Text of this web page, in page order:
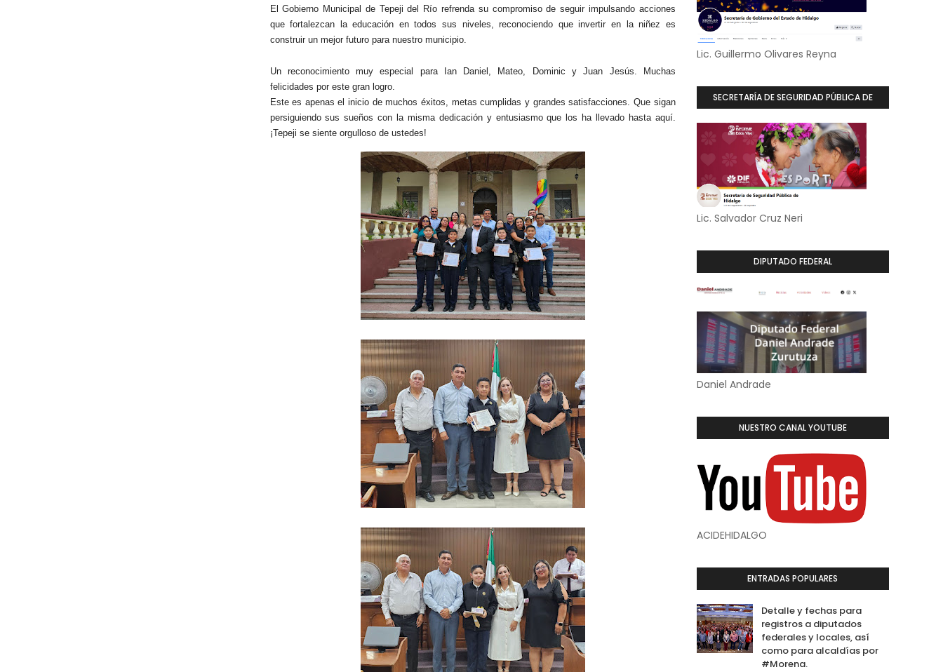
El Gobierno Municipal de Tepeji del Río refrenda su compromiso de seguir impulsando acciones
que fortalezcan la educación en todos sus niveles, reconociendo que invertir en la niñez es
construir un mejor futuro para nuestro municipio.
Un reconocimiento muy especial para Ian Daniel, Mateo, Dominic y Juan Jesús. Muchas
felicidades por este gran logro.
Este es apenas el inicio de muchos éxitos, metas cumplidas y grandes satisfacciones. Que sigan
persiguiendo sus sueños con la misma dedicación y entusiasmo que los ha llevado hasta aquí.
¡Tepeji se siente orgulloso de ustedes!
Lic. Guillermo Olivares Reyna
SECRETARÍA DE SEGURIDAD PÚBLICA DE
Lic. Salvador Cruz Neri
DIPUTADO FEDERAL
Daniel Andrade
NUESTRO CANAL YOUTUBE
ACIDEHIDALGO
ENTRADAS POPULARES
Detalle y fechas para
registros a diputados
federales y locales, así
como para alcaldías por
#Morena.